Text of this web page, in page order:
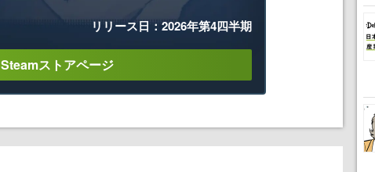
リリース日：2026年第4四半期
Steamストアページ